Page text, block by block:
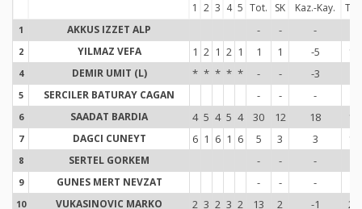
1 2 3 4 5 Tot. SK Kaz.-Kay. Tot.
1 AKKUS IZZET ALP - - -
2 YILMAZ VEFA 1 2 1 2 1 1 1 -5 18
4 DEMIR UMIT (L) * * * * * - - -3
5 SERCILER BATURAY CAGAN - - -
6 SAADAT BARDIA 4 5 4 5 4 30 12 18 14
7 DAGCI CUNEYT 6 1 6 1 6 5 3 3 14
8 SERTEL GORKEM - - -
9 GUNES MERT NEVZAT - - -
10 VUKASINOVIC MARKO 2 3 2 3 2 13 2 -1 26